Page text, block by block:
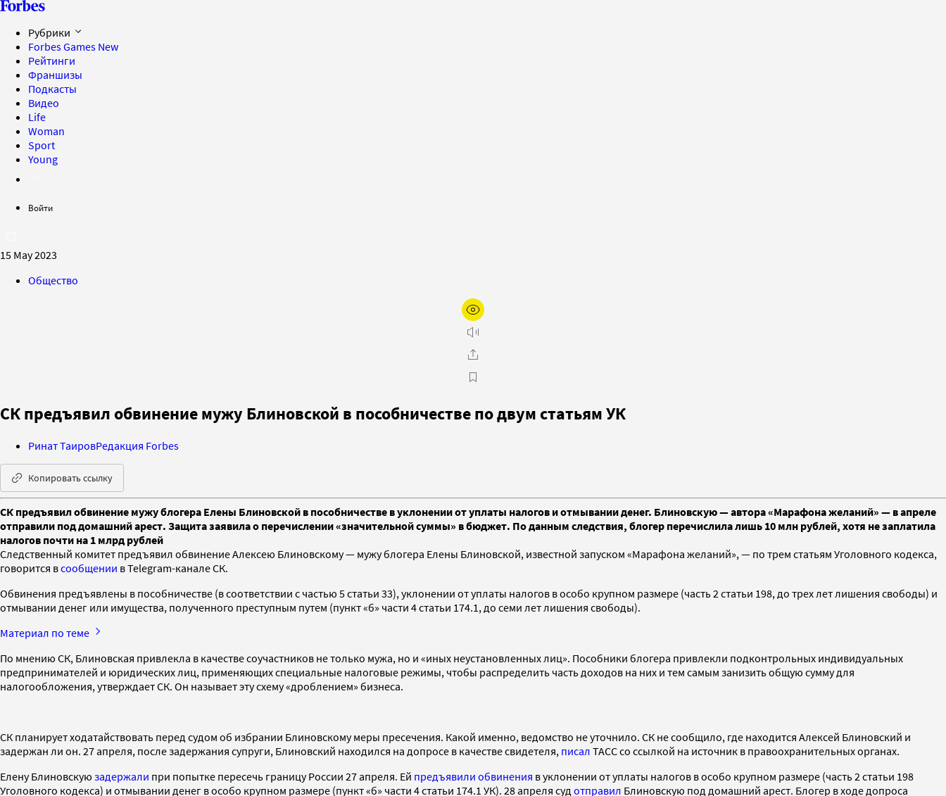
Рубрики
Forbes Games New
Рейтинги
Франшизы
Подкасты
Видео
Life
Woman
Sport
Young
Войти
15 May 2023
Общество
СК предъявил обвинение мужу Блиновской в пособничестве по двум статьям УК
Ринат ТаировРедакция Forbes
Копировать ссылку
СК предъявил обвинение мужу блогера Елены Блиновской в пособничестве в уклонении от уплаты налогов и отмывании денег. Блиновскую — автора «Марафона желаний» — в апреле
отправили под домашний арест. Защита заявила о перечислении «значительной суммы» в бюджет. По данным следствия, блогер перечислила лишь 10 млн рублей, хотя не заплатила
налогов почти на 1 млрд рублей
Следственный комитет предъявил обвинение Алексею Блиновскому — мужу блогера Елены Блиновской, известной запуском «Марафона желаний», — по трем статьям Уголовного кодекса,
говорится всообщении в Telegram-канале СК.
Обвинения предъявлены в пособничестве (в соответствии с частью 5 статьи 33), уклонении от уплаты налогов в особо крупном размере (часть 2 статьи 198, до трех лет лишения свободы) и
отмывании денег или имущества, полученного преступным путем (пункт «б» части 4 статьи 174.1, до семи лет лишения свободы).
Материал по теме
По мнению СК, Блиновская привлекла в качестве соучастников не только мужа, но и «иных неустановленных лиц». Пособники блогера привлекли подконтрольных индивидуальных
предпринимателей и юридических лиц, применяющих специальные налоговые режимы, чтобы распределить часть доходов на них и тем самым занизить общую сумму для
налогообложения, утверждает СК. Он называет эту схему «дроблением» бизнеса.
СК планирует ходатайствовать перед судом об избрании Блиновскому меры пресечения. Какой именно, ведомство не уточнило. СК не сообщило, где находится Алексей Блиновский и
задержан ли он. 27 апреля, после задержания супруги, Блиновский находился на допросе в качестве свидетеля, писал ТАСС со ссылкой на источник в правоохранительных органах.
Елену Блиновскую задержали при попытке пересечь границу России 27 апреля. Ей предъявили обвинения в уклонении от уплаты налогов в особо крупном размере (часть 2 статьи 198
Уголовного кодекса) и отмывании денег в особо крупном размере (пункт «б» части 4 статьи 174.1 УК). 28 апреля суд отправил Блиновскую под домашний арест. Блогер в ходе допроса